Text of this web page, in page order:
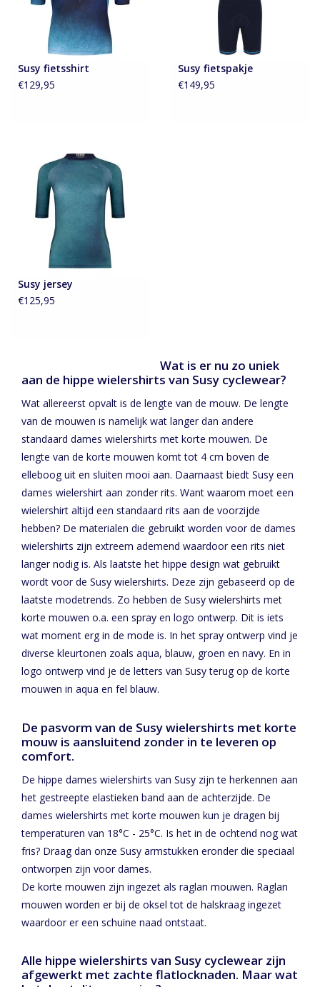
Susy fietsshirt
€129,95
Susy fietspakje
€149,95
Susy jersey
€125,95
Wat is er nu zo uniek
aan de hippe wielershirts van Susy cyclewear?
Wat allereerst opvalt is de lengte van de mouw. De lengte
van de mouwen is namelijk wat langer dan andere
standaard dames wielershirts met korte mouwen. De
lengte van de korte mouwen komt tot 4 cm boven de
elleboog uit en sluiten mooi aan. Daarnaast biedt Susy een
dames wielershirt aan zonder rits. Want waarom moet een
wielershirt altijd een standaard rits aan de voorzijde
hebben? De materialen die gebruikt worden voor de dames
wielershirts zijn extreem ademend waardoor een rits niet
langer nodig is. Als laatste het hippe design wat gebruikt
wordt voor de Susy wielershirts. Deze zijn gebaseerd op de
laatste modetrends. Zo hebben de Susy wielershirts met
korte mouwen o.a. een spray en logo ontwerp. Dit is iets
wat moment erg in de mode is. In het spray ontwerp vind je
diverse kleurtonen zoals aqua, blauw, groen en navy. En in
logo ontwerp vind je de letters van Susy terug op de korte
mouwen in aqua en fel blauw.
De pasvorm van de Susy wielershirts met korte
mouw is aansluitend zonder in te leveren op
comfort.
De hippe dames wielershirts van Susy zijn te herkennen aan
het gestreepte elastieken band aan de achterzijde. De
dames wielershirts met korte mouwen kun je dragen bij
temperaturen van 18°C - 25°C. Is het in de ochtend nog wat
fris? Draag dan onze Susy armstukken eronder die speciaal
ontworpen zijn voor dames.
De korte mouwen zijn ingezet als raglan mouwen. Raglan
mouwen worden er bij de oksel tot de halskraag ingezet
waardoor er een schuine naad ontstaat.
Alle hippe wielershirts van Susy cyclewear zijn
afgewerkt met zachte flatlocknaden. Maar wat